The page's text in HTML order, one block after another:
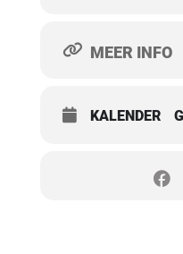
MEER INFO
KALENDER